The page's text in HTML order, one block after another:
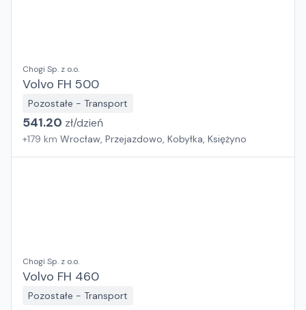
Chogi Sp. z o.o.
Volvo FH 500
Pozostałe - Transport
541.20 zł/dzień
+179 km Wrocław, Przejazdowo, Kobyłka, Księżyno
Chogi Sp. z o.o.
Volvo FH 460
Pozostałe - Transport